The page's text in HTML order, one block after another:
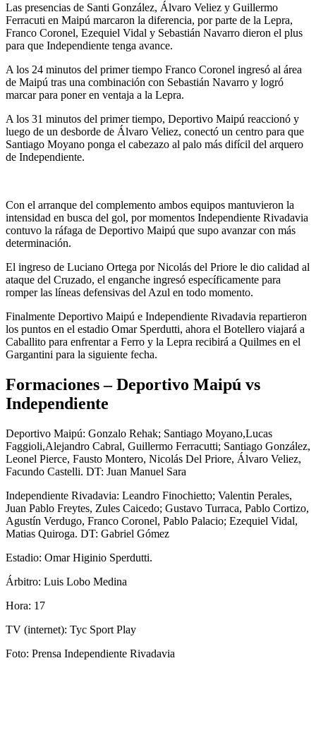
Las presencias de Santi González, Álvaro Veliez y Guillermo
Ferracuti en Maipú marcaron la diferencia, por parte de la Lepra,
Franco Coronel, Ezequiel Vidal y Sebastián Navarro dieron el plus
para que Independiente tenga avance.
A los 24 minutos del primer tiempo Franco Coronel ingresó al área
de Maipú tras una combinación con Sebastián Navarro y logró
marcar para poner en ventaja a la Lepra.
A los 31 minutos del primer tiempo, Deportivo Maipú reaccionó y
luego de un desborde de Álvaro Veliez, conectó un centro para que
Santiago Moyano ponga el cabezazo al palo más difícil del arquero
de Independiente.
Con el arranque del complemento ambos equipos mantuvieron la
intensidad en busca del gol, por momentos Independiente Rivadavia
contuvo la ráfaga de Deportivo Maipú que supo avanzar con más
determinación.
El ingreso de Luciano Ortega por Nicolás del Priore le dio calidad al
ataque del Cruzado, el enganche ingresó específicamente para
romper las líneas defensivas del Azul en todo momento.
Finalmente Deportivo Maipú e Independiente Rivadavia repartieron
los puntos en el estadio Omar Sperdutti, ahora el Botellero viajará a
Caballito para enfrentar a Ferro y la Lepra recibirá a Quilmes en el
Gargantini para la siguiente fecha.
Formaciones – Deportivo Maipú vs
Independiente
Deportivo Maipú: Gonzalo Rehak; Santiago Moyano,Lucas
Faggioli,Alejandro Cabral, Guillermo Ferracutti; Santiago González,
Leonel Pierce, Fausto Montero, Nicolás Del Priore, Álvaro Veliez,
Facundo Castelli. DT: Juan Manuel Sara
Independiente Rivadavia: Leandro Finochietto; Valentin Perales,
Juan Pablo Freytes, Zules Caicedo; Gustavo Turraca, Pablo Cortizo,
Agustín Verdugo, Franco Coronel, Pablo Palacio; Ezequiel Vidal,
Matias Quiroga. DT: Gabriel Gómez
Estadio: Omar Higinio Sperdutti.
Árbitro: Luis Lobo Medina
Hora: 17
TV (internet): Tyc Sport Play
Foto: Prensa Independiente Rivadavia